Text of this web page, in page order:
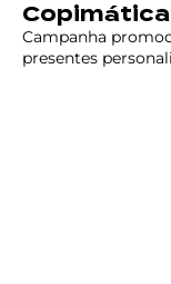
Copimática
Campanha
presentes